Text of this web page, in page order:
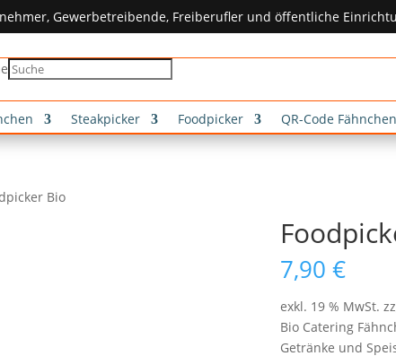
Gewerbetreibende, Freiberufler und öffentliche
Steakpicker Foodpicker QR-Code Fähnchen
Bio
7,90 €
exkl. 19 % MwSt.
Bio Catering
Getränke und